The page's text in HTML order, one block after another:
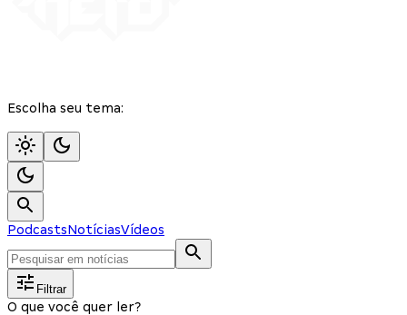
Escolha seu tema:
PodcastsNotíciasVídeos
Filtrar
O que você quer ler?